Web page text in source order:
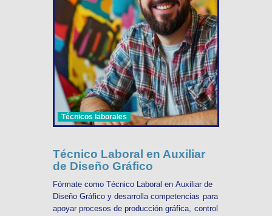
Técnicos laborales
Técnico Laboral en Auxiliar
de Diseño Gráfico
Fórmate como Técnico Laboral en Auxiliar de
Diseño Gráfico y desarrolla competencias para
apoyar procesos de producción gráfica, control